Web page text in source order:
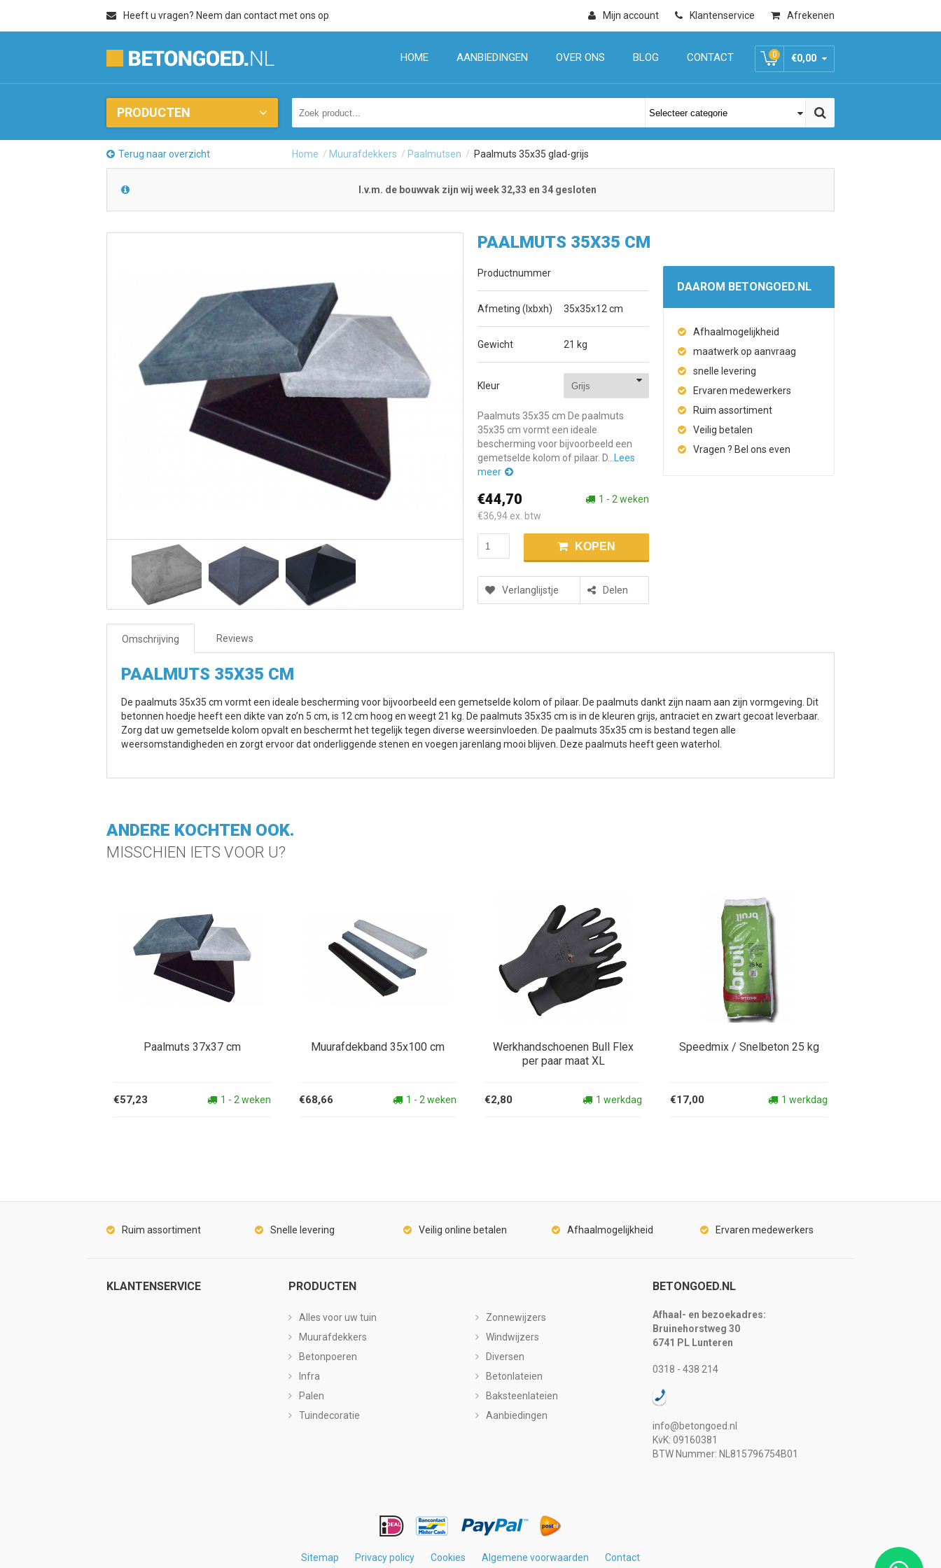
Heeft u vragen? Neem dan contact met ons op Mijn account Klantenservice Afrekenen
0 €0,00
HOME AANBIEDINGEN OVER ONS BLOG CONTACT
PRODUCTEN
Terug naar overzicht Home / Muurafdekkers / Paalmutsen / Paalmuts 35x35 glad-grijs
I.v.m. de bouwvak zijn wij week 32,33 en 34 gesloten
PAALMUTS 35X35 CM
Productnummer
Afmeting (lxbxh) 35x35x12 cm
Gewicht 21 kg
Kleur
Paalmuts 35x35 cm De paalmuts
35x35 cm vormt een ideale
bescherming voor bijvoorbeeld een
gemetselde kolom of pilaar. D...
Lees
meer
€44,70
€36,94 ex. btw
1 - 2 weken
KOPEN
Verlanglijstje Delen
DAAROM BETONGOED.NL
Afhaalmogelijkheid
maatwerk op aanvraag
snelle levering
Ervaren medewerkers
Ruim assortiment
Veilig betalen
Vragen ? Bel ons even
Omschrijving Reviews
PAALMUTS 35X35 CM
De paalmuts 35x35 cm vormt een ideale bescherming voor bijvoorbeeld een gemetselde kolom of pilaar. De paalmuts dankt zijn naam aan zijn vormgeving. Dit
betonnen hoedje heeft een dikte van zo’n 5 cm, is 12 cm hoog en weegt 21 kg. De paalmuts 35x35 cm is in de kleuren grijs, antraciet en zwart gecoat leverbaar.
Zorg dat uw gemetselde kolom opvalt en beschermt het tegelijk tegen diverse weersinvloeden. De paalmuts 35x35 cm is bestand tegen alle
weersomstandigheden en zorgt ervoor dat onderliggende stenen en voegen jarenlang mooi blijven. Deze paalmuts heeft geen waterhol.
ANDERE KOCHTEN OOK.
MISSCHIEN IETS VOOR U?
Paalmuts 37x37 cm
€57,23 1 - 2 weken
Muurafdekband 35x100 cm
€68,66 1 - 2 weken
Werkhandschoenen Bull Flex
per paar maat XL
€2,80 1 werkdag
Speedmix / Snelbeton 25 kg
€17,00 1 werkdag
Ruim assortiment Snelle levering Veilig online betalen Afhaalmogelijkheid Ervaren medewerkers
KLANTENSERVICE PRODUCTEN
Alles voor uw tuin
Muurafdekkers
Betonpoeren
Infra
Palen
Tuindecoratie
Zonnewijzers
Windwijzers
Diversen
Betonlateien
Baksteenlateien
Aanbiedingen
BETONGOED.NL
Afhaal- en bezoekadres:
Bruinehorstweg 30
6741 PL Lunteren
0318 - 438 214
info@betongoed.nl
KvK: 09160381
BTW Nummer: NL815796754B01
Sitemap Privacy policy Cookies Algemene voorwaarden Contact